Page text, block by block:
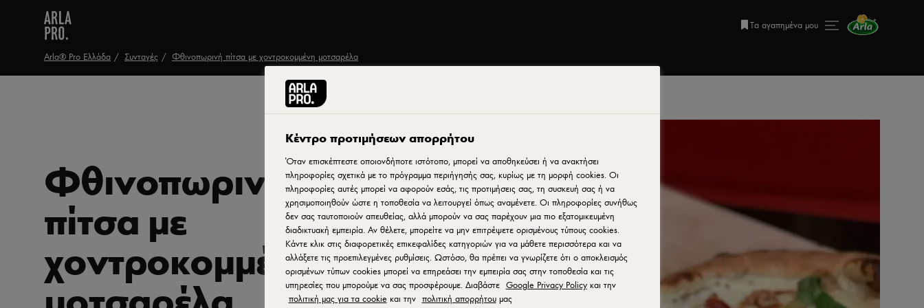
Τα αγαπημένα μου
Arla® Pro Ελλάδα Συνταγές Φθινοπωρινή πίτσα με χοντροκομμένη μοτσαρέλα
Εκτύπωση
Φθινοπωρινή
πίτσα με
χοντροκομμένη
Κέντρο προτιμήσεων απορρήτου
Όταν επισκέπτεστε οποιονδήποτε ιστότοπο, μπορεί να αποθηκεύσει ή να ανακτήσει
πληροφορίες σχετικά με το πρόγραμμα περιήγησής σας, κυρίως με τη μορφή cookies. Οι
πληροφορίες αυτές μπορεί να αφορούν εσάς, τις προτιμήσεις σας, τη συσκευή σας ή να
χρησιμοποιηθούν ώστε η τοποθεσία να λειτουργεί όπως αναμένετε. Οι πληροφορίες συνήθως
δεν σας ταυτοποιούν απευθείας, αλλά μπορούν να σας παρέχουν μια πιο εξατομικευμένη
διαδικτυακή εμπειρία. Αν θέλετε, μπορείτε να μην επιτρέψετε ορισμένους τύπους cookies.
Κάντε κλικ στις διαφορετικές επικεφαλίδες κατηγοριών για να μάθετε περισσότερα και να
αλλάξετε τις προεπιλεγμένες ρυθμίσεις. Ωστόσο, θα πρέπει να γνωρίζετε ότι ο αποκλεισμός
ορισμένων τύπων cookies μπορεί να επηρεάσει την εμπειρία σας στην τοποθεσία και τις
υπηρεσίες που μπορούμε να σας προσφέρουμε. Διαβάστε Google Privacy Policyκαι την
πολιτική μας για τα cookie και την πολιτική απορρήτουμας